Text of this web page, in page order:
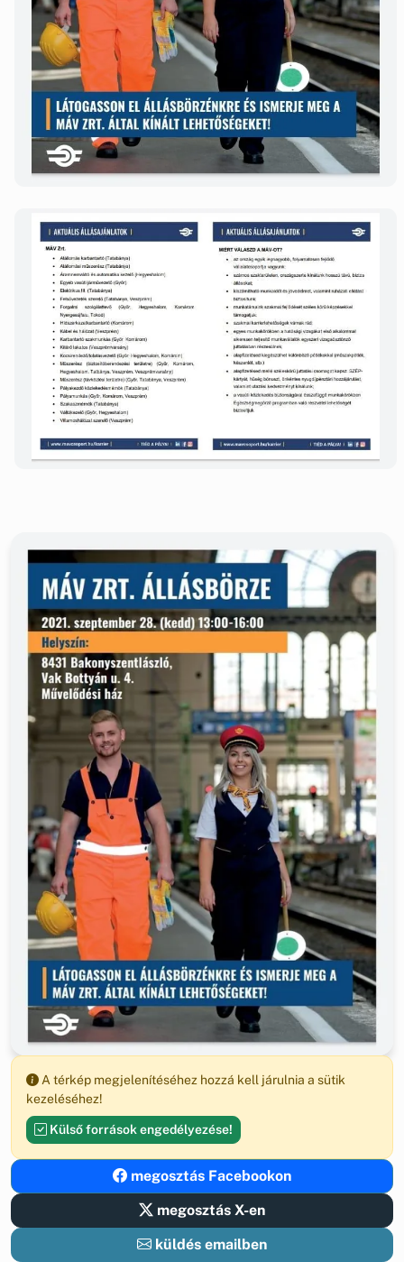
A térkép megjelenítéséhez hozzá kell járulnia a sütik
kezeléséhez!
Külső források engedélyezése!
megosztás Facebookon
megosztás X-en
küldés emailben